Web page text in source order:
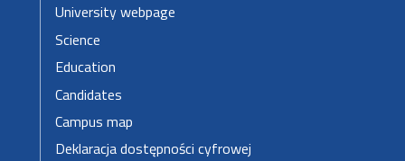
University webpage
Science
Education
Candidates
Campus map
Deklaracja dostępności cyfrowej